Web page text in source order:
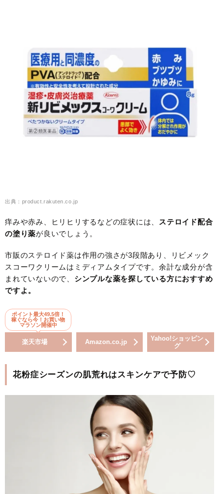
出典：product.rakuten.co.jp
痒みや赤み、ヒリヒリするなどの症状には、
ステロイド配合
の塗り薬が良いでしょう。
市販のステロイド薬は作用の強さが3段階あり、リビメック
スコーワクリームはミディアムタイプです。余計な成分が含
まれていないので、 シンプルな薬を探している方におすすめ
ですよ。
ポイント最大49.5倍！
稼ぐなら今！お買い物
マラソン開催中
楽天市場 Amazon.co.jp
Yahoo!ショッピン
グ
花粉症シーズンの肌荒れはスキンケアで予防♡